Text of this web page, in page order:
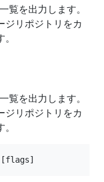
覧を出力します。
ジリポジトリをカ
覧を出力します。
ジリポジトリをカ